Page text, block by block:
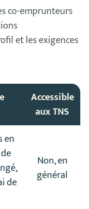
co-emprunteurs
et les exigences
Accessible
aux TNS
en
de
Non, en
général